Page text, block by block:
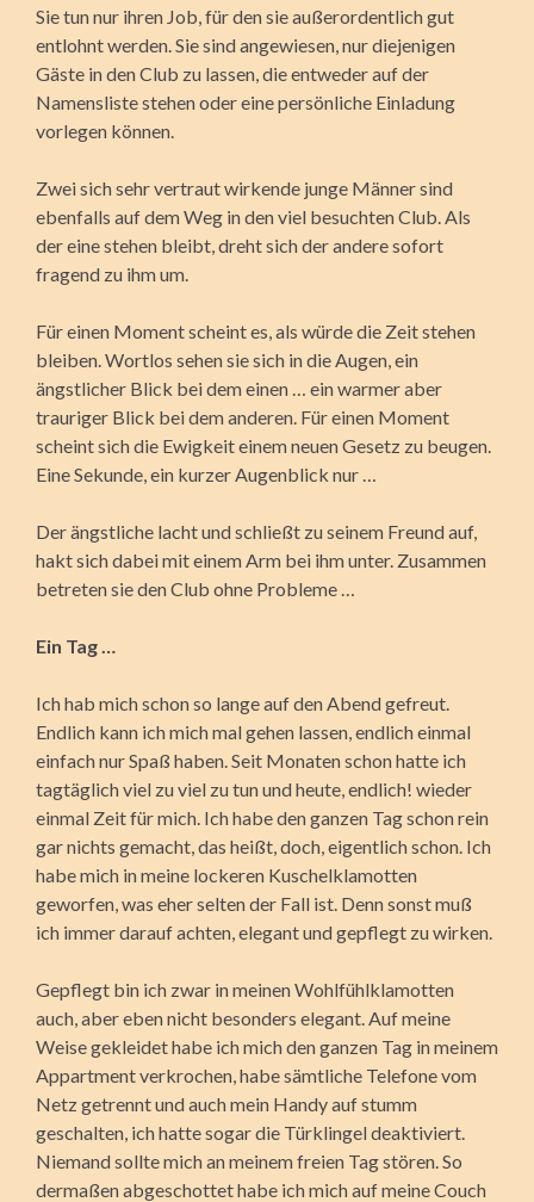
Sie tun nur ihren Job, für den sie außerordentlich gut
entlohnt werden. Sie sind angewiesen, nur diejenigen
Gäste in den Club zu lassen, die entweder auf der
Namensliste stehen oder eine persönliche Einladung
vorlegen können.
Zwei sich sehr vertraut wirkende junge Männer sind
ebenfalls auf dem Weg in den viel besuchten Club. Als
der eine stehen bleibt, dreht sich der andere sofort
fragend zu ihm um.
Für einen Moment scheint es, als würde die Zeit stehen
bleiben. Wortlos sehen sie sich in die Augen, ein
ängstlicher Blick bei dem einen … ein warmer aber
trauriger Blick bei dem anderen. Für einen Moment
scheint sich die Ewigkeit einem neuen Gesetz zu beugen.
Eine Sekunde, ein kurzer Augenblick nur …
Der ängstliche lacht und schließt zu seinem Freund auf,
hakt sich dabei mit einem Arm bei ihm unter. Zusammen
betreten sie den Club ohne Probleme …
Ein Tag …
Ich hab mich schon so lange auf den Abend gefreut.
Endlich kann ich mich mal gehen lassen, endlich einmal
einfach nur Spaß haben. Seit Monaten schon hatte ich
tagtäglich viel zu viel zu tun und heute, endlich! wieder
einmal Zeit für mich. Ich habe den ganzen Tag schon rein
gar nichts gemacht, das heißt, doch, eigentlich schon. Ich
habe mich in meine lockeren Kuschelklamotten
geworfen, was eher selten der Fall ist. Denn sonst muß
ich immer darauf achten, elegant und gepflegt zu wirken.
Gepflegt bin ich zwar in meinen Wohlfühlklamotten
auch, aber eben nicht besonders elegant. Auf meine
Weise gekleidet habe ich mich den ganzen Tag in meinem
Appartment verkrochen, habe sämtliche Telefone vom
Netz getrennt und auch mein Handy auf stumm
geschalten, ich hatte sogar die Türklingel deaktiviert.
Niemand sollte mich an meinem freien Tag stören. So
dermaßen abgeschottet habe ich mich auf meine Couch